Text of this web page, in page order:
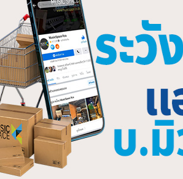
G4-ME4 Lavalier Wireless Microphone
28,990.00